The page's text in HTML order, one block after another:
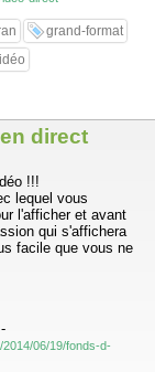
grand-format
direct
!!!
lequel vous
l'afficher et avant
qui s'affichera
facile que vous ne
-
06/19/fonds-d-